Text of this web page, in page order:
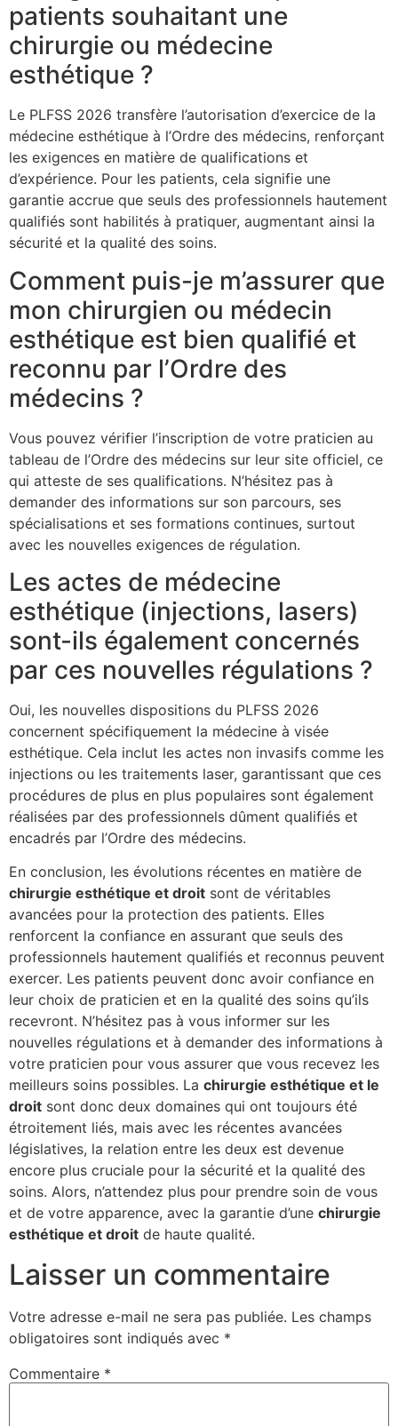
patients souhaitant une
chirurgie ou médecine
esthétique ?
Le PLFSS 2026 transfère l’autorisation d’exercice de la
médecine esthétique à l’Ordre des médecins, renforçant
les exigences en matière de qualifications et
d’expérience. Pour les patients, cela signifie une
garantie accrue que seuls des professionnels hautement
qualifiés sont habilités à pratiquer, augmentant ainsi la
sécurité et la qualité des soins.
Comment puis-je m’assurer que
mon chirurgien ou médecin
esthétique est bien qualifié et
reconnu par l’Ordre des
médecins ?
Vous pouvez vérifier l’inscription de votre praticien au
tableau de l’Ordre des médecins sur leur site officiel, ce
qui atteste de ses qualifications. N’hésitez pas à
demander des informations sur son parcours, ses
spécialisations et ses formations continues, surtout
avec les nouvelles exigences de régulation.
Les actes de médecine
esthétique (injections, lasers)
sont-ils également concernés
par ces nouvelles régulations ?
Oui, les nouvelles dispositions du PLFSS 2026
concernent spécifiquement la médecine à visée
esthétique. Cela inclut les actes non invasifs comme les
injections ou les traitements laser, garantissant que ces
procédures de plus en plus populaires sont également
réalisées par des professionnels dûment qualifiés et
encadrés par l’Ordre des médecins.
En conclusion, les évolutions récentes en matière de
chirurgie esthétique et droit sont de véritables
avancées pour la protection des patients. Elles
renforcent la confiance en assurant que seuls des
professionnels hautement qualifiés et reconnus peuvent
exercer. Les patients peuvent donc avoir confiance en
leur choix de praticien et en la qualité des soins qu’ils
recevront. N’hésitez pas à vous informer sur les
nouvelles régulations et à demander des informations à
votre praticien pour vous assurer que vous recevez les
meilleurs soins possibles. La chirurgie esthétique et le
droit sont donc deux domaines qui ont toujours été
étroitement liés, mais avec les récentes avancées
législatives, la relation entre les deux est devenue
encore plus cruciale pour la sécurité et la qualité des
soins. Alors, n’attendez plus pour prendre soin de vous
et de votre apparence, avec la garantie d’une chirurgie
esthétique et droit de haute qualité.
Laisser un commentaire
Votre adresse e-mail ne sera pas publiée. Les champs
obligatoires sont indiqués avec *
Commentaire *